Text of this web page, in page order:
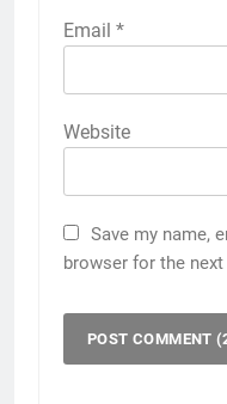
Email *
Website
Save my name,
browser for the